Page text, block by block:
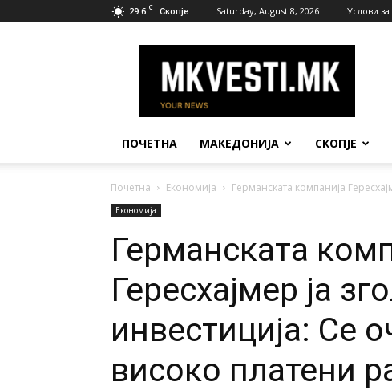
29.6 C Скопје Saturday, August 8, 2026 Услови
Вести
ПОЧЕТНА МАКЕДОНИЈА СКОПЈЕ
Почетна Економија Германската компанија
Економија
Германската
Гересхајмер ја
инвестиција: Се
високо платени